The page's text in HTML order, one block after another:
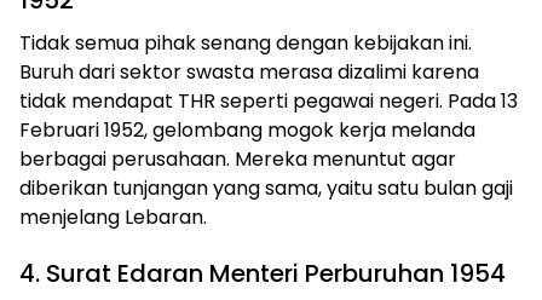
Tidak semua pihak senang dengan kebijakan ini.
Buruh dari sektor swasta merasa dizalimi karena
tidak mendapat THR seperti pegawai negeri. Pada 13
Februari 1952, gelombang mogok kerja melanda
berbagai perusahaan. Mereka menuntut agar
diberikan tunjangan yang sama, yaitu satu bulan gaji
menjelang Lebaran.
4. Surat Edaran Menteri Perburuhan 1954